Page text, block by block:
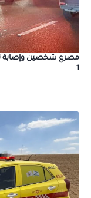
مصرع شخصين وإصابة
1